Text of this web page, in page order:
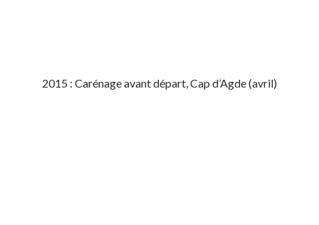
2015 : Carénage avant départ, Cap d’Agde (avril)